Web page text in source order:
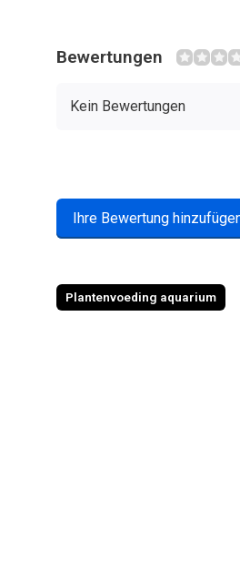
Bewertungen
Kein Bewertungen
Ihre Bewertung
Plantenvoeding aquarium